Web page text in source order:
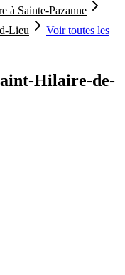
à Sainte-Pazanne
Lieu
Voir toutes les
Hilaire-de-